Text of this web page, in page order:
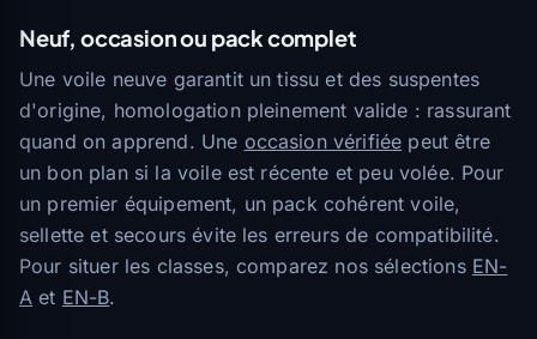
Neuf, occasion ou pack complet
Une voile neuve garantit un tissu et des suspentes
d'origine, homologation pleinement valide : rassurant
quand on apprend. Une occasion vérifiée peut être
un bon plan si la voile est récente et peu volée. Pour
un premier équipement, un pack cohérent voile,
sellette et secours évite les erreurs de compatibilité.
Pour situer les classes, comparez nos sélections EN-
A et EN-B.